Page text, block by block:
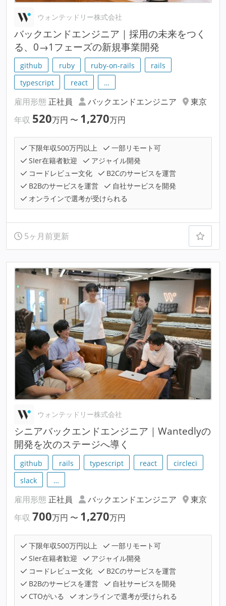
ウォンテッドリー株式会社
バックエンドエンジニア｜採用の未来をつく
る、0→1フェーズの新規事業開発
github ruby ruby-on-rails
rails
typescript
react …
雇用形態 正社員 バックエンドエンジニア
東京
年収 520万円 〜 1,270万円
下限年収500万円以上
一部リモート可
SIer在籍者歓迎
アジャイル開発
コードレビュー文化
B2Cのサービスを運営
B2Bのサービスを運営
自社サービスを開発
オンラインで選考が受けられる
5ヶ月前更新
ウォンテッドリー株式会社
シニアバックエンドエンジニア｜Wantedlyの
開発を次のステージへ導く
github rails typescript react
circleci
slack
…
雇用形態 正社員 バックエンドエンジニア
東京
年収 700万円 〜 1,270万円
下限年収500万円以上
一部リモート可
SIer在籍者歓迎
アジャイル開発
コードレビュー文化
B2Cのサービスを運営
B2Bのサービスを運営
自社サービスを開発
CTOがいる
オンラインで選考が受けられる